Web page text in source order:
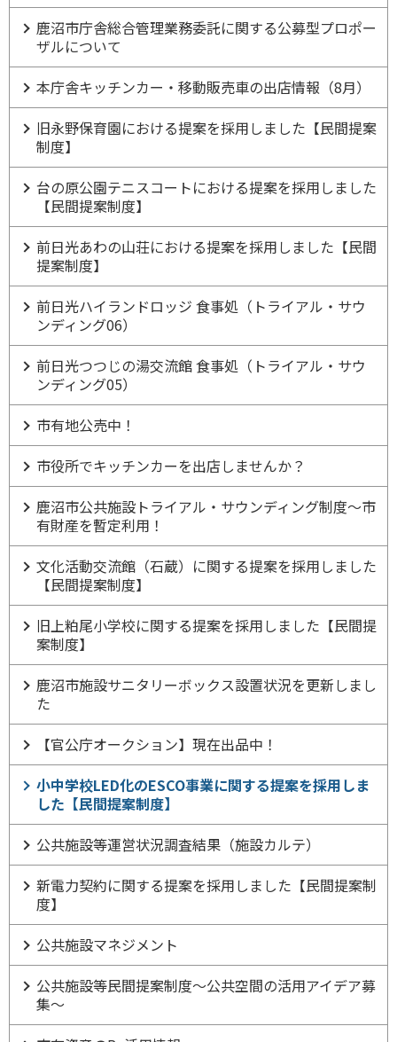
鹿沼市庁舎総合管理業務委託に関する公募型プロポー
ザルについて
本庁舎キッチンカー・移動販売車の出店情報（8月）
旧永野保育園における提案を採用しました【民間提案
制度】
台の原公園テニスコートにおける提案を採用しました
【民間提案制度】
前日光あわの山荘における提案を採用しました【民間
提案制度】
前日光ハイランドロッジ 食事処（トライアル・サウ
ンディング06）
前日光つつじの湯交流館 食事処（トライアル・サウ
ンディング05）
市有地公売中！
市役所でキッチンカーを出店しませんか？
鹿沼市公共施設トライアル・サウンディング制度～市
有財産を暫定利用！
文化活動交流館（石蔵）に関する提案を採用しました
【民間提案制度】
旧上粕尾小学校に関する提案を採用しました【民間提
案制度】
鹿沼市施設サニタリーボックス設置状況を更新しまし
た
【官公庁オークション】現在出品中！
小中学校LED化のESCO事業に関する提案を採用しま
した【民間提案制度】
公共施設等運営状況調査結果（施設カルテ）
新電力契約に関する提案を採用しました【民間提案制
度】
公共施設マネジメント
公共施設等民間提案制度～公共空間の活用アイデア募
集～